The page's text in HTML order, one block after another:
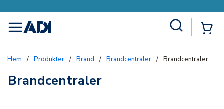
menu
Hem / Produkter / Brand / Brandcentraler / Brandcentraler
Brandcentraler